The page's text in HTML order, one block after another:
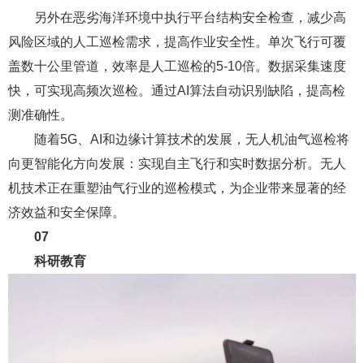
另外在恶劣海洋环境中执行平台结构安全检查，减少高
风险区域的人工巡检需求，提高作业安全性。单次飞行可覆
盖数十公里管道，效率是人工巡检的5-10倍。数据采集速度
快，可实现高频次巡检。通过AI算法自动识别缺陷，提高检
测准确性。
随着5G、AI和边缘计算技术的发展，无人机油气巡检将
向更智能化方向发展：实现自主飞行和实时数据分析。无人
机技术正在重塑油气行业的巡检模式，为企业带来显著的经
济效益和安全保障。
07
科研教育